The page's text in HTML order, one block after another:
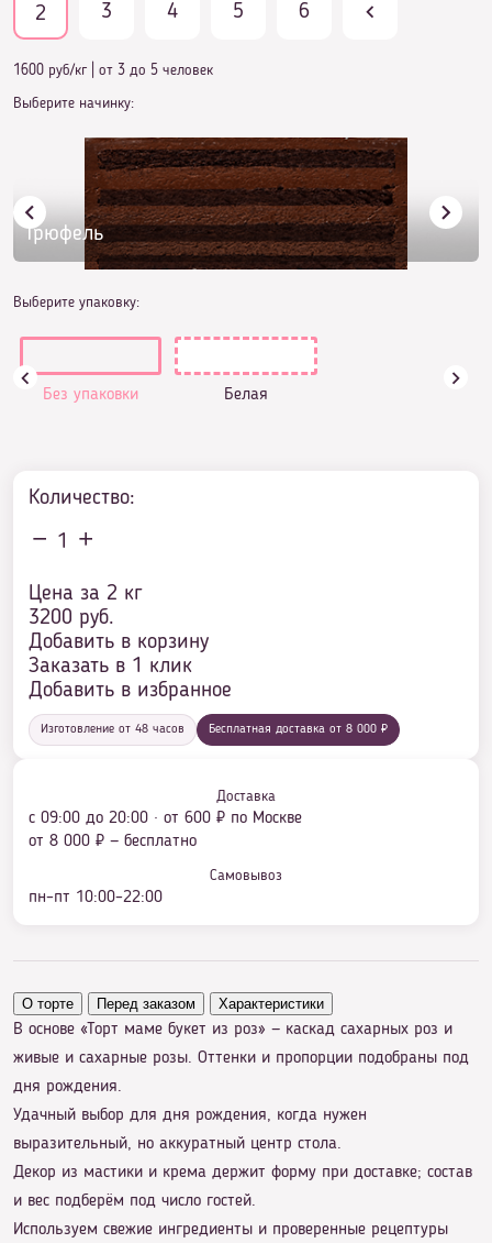
2 3 4 5 6
1600 руб/кг от 3 до 5 человек
Выберите начинку:
Трюфель
Выберите упаковку:
Без упаковки Белая
Количество:
1
Цена за 2 кг
3200 руб.
Добавить в корзину
Заказать в 1 клик
Добавить в избранное
Изготовление от 48 часов Бесплатная доставка от 8 000 ₽
Доставка
с 09:00 до 20:00 · от 600 ₽ по Москве
от 8 000 ₽ — бесплатно
Самовывоз
пн–пт 10:00–22:00
О торте Перед заказом Характеристики
В основе «Торт маме букет из роз» — каскад сахарных роз и
живые и сахарные розы. Оттенки и пропорции подобраны под
дня рождения.
Удачный выбор для дня рождения, когда нужен
выразительный, но аккуратный центр стола.
Декор из мастики и крема держит форму при доставке; состав
и вес подберём под число гостей.
Используем свежие ингредиенты и проверенные рецептуры